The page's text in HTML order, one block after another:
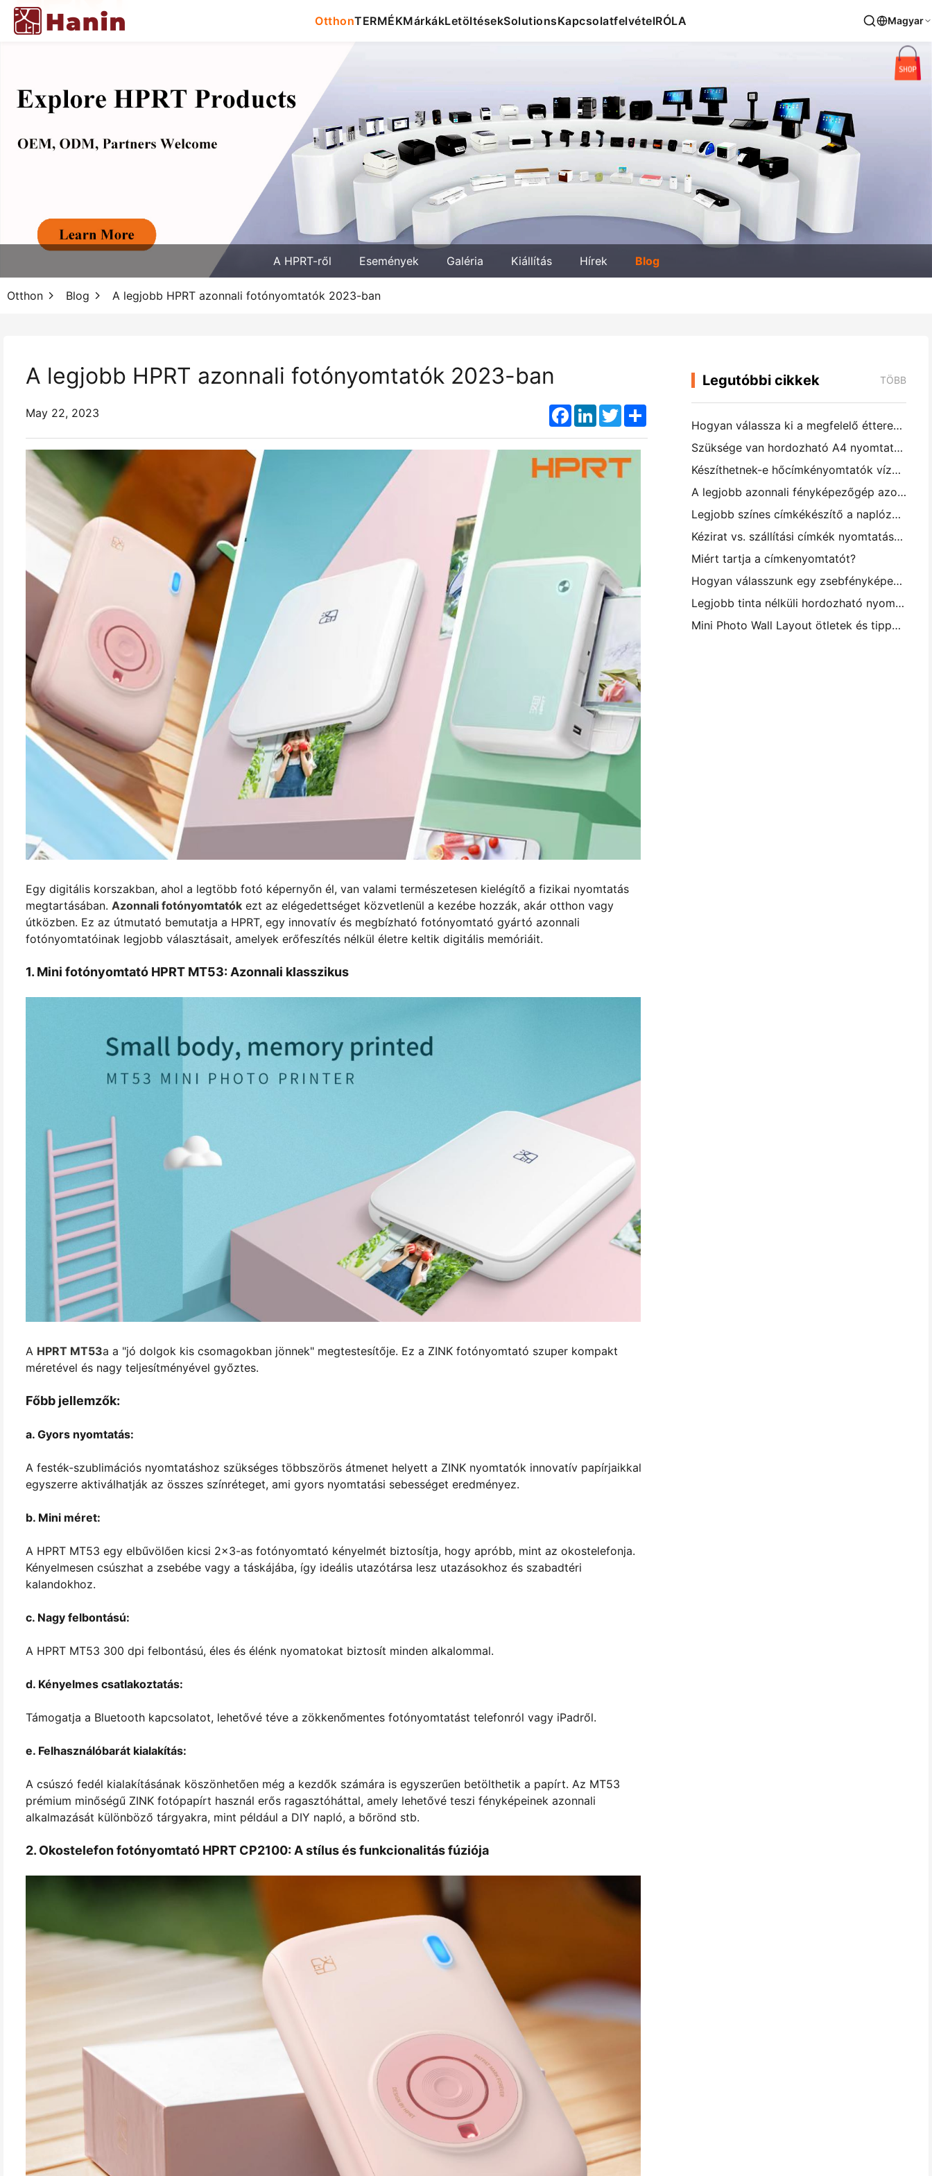
OtthonTERMÉKMárkákLetöltésekSolutionsKapcsolatfelvételRÓLA Magyar
A HPRT-ről Események Galéria Kiállítás Hírek Blog
Otthon Blog A legjobb HPRT azonnali fotónyomtatók 2023-ban
A legjobb HPRT azonnali fotónyomtatók 2023-ban
May 22, 2023 Facebook
LinkedInTwitterShare
Egy digitális korszakban, ahol a legtöbb fotó képernyőn él, van valami természetesen kielégítő a fizikai nyomtatás
megtartásában. Azonnali fotónyomtatók ezt az elégedettséget közvetlenül a kezébe hozzák, akár otthon vagy
útközben. Ez az útmutató bemutatja a HPRT, egy innovatív és megbízható fotónyomtató gyártó azonnali
fotónyomtatóinak legjobb választásait, amelyek erőfeszítés nélkül életre keltik digitális memóriáit.
1. Mini fotónyomtató HPRT MT53: Azonnali klasszikus
A HPRT MT53a a "jó dolgok kis csomagokban jönnek" megtestesítője. Ez a ZINK fotónyomtató szuper kompakt
méretével és nagy teljesítményével győztes.
Főbb jellemzők:
a. Gyors nyomtatás:
A festék-szublimációs nyomtatáshoz szükséges többszörös átmenet helyett a ZINK nyomtatók innovatív papírjaikkal
egyszerre aktiválhatják az összes színréteget, ami gyors nyomtatási sebességet eredményez.
b. Mini méret:
A HPRT MT53 egy elbűvölően kicsi 2x3-as fotónyomtató kényelmét biztosítja, hogy apróbb, mint az okostelefonja.
Kényelmesen csúszhat a zsebébe vagy a táskájába, így ideális utazótársa lesz utazásokhoz és szabadtéri
kalandokhoz.
c. Nagy felbontású:
A HPRT MT53 300 dpi felbontású, éles és élénk nyomatokat biztosít minden alkalommal.
d. Kényelmes csatlakoztatás:
Támogatja a Bluetooth kapcsolatot, lehetővé téve a zökkenőmentes fotónyomtatást telefonról vagy iPadről.
e. Felhasználóbarát kialakítás:
A csúszó fedél kialakításának köszönhetően még a kezdők számára is egyszerűen betölthetik a papírt. Az MT53
prémium minőségű ZINK fotópapírt használ erős ragasztóháttal, amely lehetővé teszi fényképeinek azonnali
alkalmazását különböző tárgyakra, mint például a DIY napló, a bőrönd stb.
2. Okostelefon fotónyomtató HPRT CP2100: A stílus és funkcionalitás fúziója
Legutóbbi cikkek TÖBB
Hogyan válassza ki a megfelelő étterem szoftvert a kis vagy középméretű étteremhez
Szüksége van hordozható A4 nyomtatóra a raktári számlákhoz? Mi valójában működik
Készíthetnek-e hőcímkényomtatók vízálló címkéket kisvállalkozási termékekhez?
A legjobb azonnali fényképezőgép azoknak a kezdőknek, akik nem akarnak papírt pazarolni
Legjobb színes címkékészítő a naplózáshoz és a scrapbooking-hez: több szín minden oldalhoz
Kézirat vs. szállítási címkék nyomtatása: tippek a kisvállalkozásoknak 2026-ban
Miért tartja a címkenyomtatót?
Hogyan válasszunk egy zsebfényképes nyomtatót: Teljes útmutató a naplózáshoz, utazáshoz és az iPhone-felhasználókhoz
Legjobb tinta nélküli hordozható nyomtató utazáshoz, iskolához és mobil munkához: Hanin MT620 Pro felülvizsgálat
Mini Photo Wall Layout ötletek és tippek a hálószoba és a kollégium díszítése